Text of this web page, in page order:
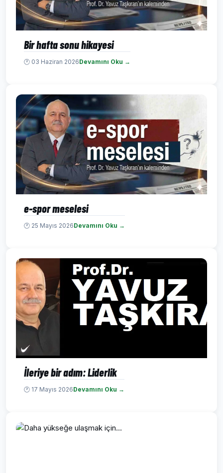
Bir hafta sonu hikayesi
🕐 03 Haziran 2026Devamını Oku →
e-spor meselesi
🕐 25 Mayıs 2026Devamını Oku →
İleriye bir adım: Liderlik
🕐 17 Mayıs 2026Devamını Oku →